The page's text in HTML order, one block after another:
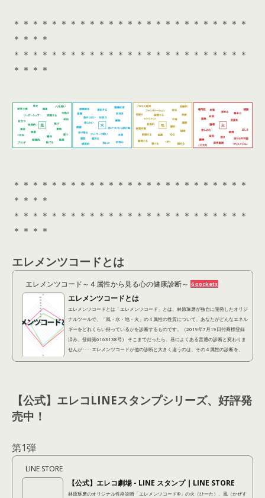
＊＊＊＊＊＊＊＊＊＊＊＊＊＊＊＊＊＊＊＊＊＊＊＊＊
＊＊＊＊
＊＊＊＊＊＊＊＊＊＊＊＊＊＊＊＊＊＊＊＊＊＊＊＊＊
＊＊＊＊
＊＊＊＊＊＊＊＊＊＊＊＊＊＊＊＊＊＊＊＊＊＊＊＊＊
＊＊＊＊
＊＊＊＊＊＊＊＊＊＊＊＊＊＊＊＊＊＊＊＊＊＊＊＊＊
＊＊＊＊
エレメンツコードとは
エレメンツコード～４属性から見る心の健康診断～ 6 pockets
エレメンツコードとは
エレメンツコードとは「エレメンツコード」とは、林原琢磨が独自に開発したオリジ
ナルツールで、「風・水・地・火」の４属性の性質について、あなたがどんなエネル
ギーをどれくらい持っているかを診断するものです。（2019年7月19日付商標登録
済み、登録第6163138号） そこまでだったら、巷によくある普通の診断と変わりま
せんが････エレメンツコードが他の診断と大きく違うのは、その４属性の診断を、
【公式】エレコLINEスタンプシリーズ、好評発
売中！
第1弾
LINE STORE
【公式】エレコ劇場 - LINE スタンプ | LINE STORE
林原琢磨のオリジナル性格診断「エレメンツコード®︎」の火（ひーた）、風（かぜす